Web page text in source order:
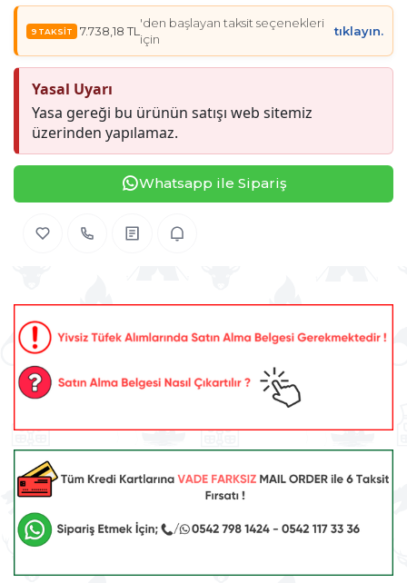
7.738,18 TL
'den başlayan taksit seçenekleri
için
tıklayın.
Yasal Uyarı
Yasa gereği bu ürünün satışı web sitemiz
üzerinden yapılamaz.
Whatsapp ile Sipariş